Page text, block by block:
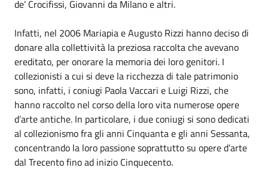
de’ Crocifissi, Giovanni da Milano e altri.
Infatti, nel 2006 Mariapia e Augusto Rizzi hanno deciso di
donare alla collettività la preziosa raccolta che avevano
ereditato, per onorare la memoria dei loro genitori. I
collezionisti a cui si deve la ricchezza di tale patrimonio
sono, infatti, i coniugi Paola Vaccari e Luigi Rizzi, che
hanno raccolto nel corso della loro vita numerose opere
d’arte antiche. In particolare, i due coniugi si sono dedicati
al collezionismo fra gli anni Cinquanta e gli anni Sessanta,
concentrando la loro passione soprattutto su opere d’arte
dal Trecento fino ad inizio Cinquecento.